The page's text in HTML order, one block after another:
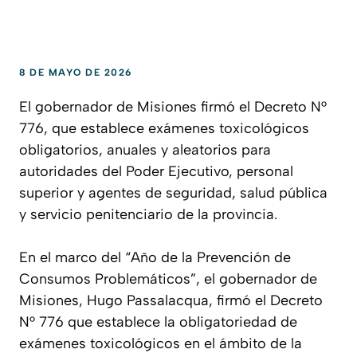
8 DE MAYO DE 2026
El gobernador de Misiones firmó el Decreto N°
776, que establece exámenes toxicológicos
obligatorios, anuales y aleatorios para
autoridades del Poder Ejecutivo, personal
superior y agentes de seguridad, salud pública
y servicio penitenciario de la provincia.
En el marco del “Año de la Prevención de
Consumos Problemáticos”, el gobernador de
Misiones, Hugo Passalacqua, firmó el Decreto
N° 776 que establece la obligatoriedad de
exámenes toxicológicos en el ámbito de la